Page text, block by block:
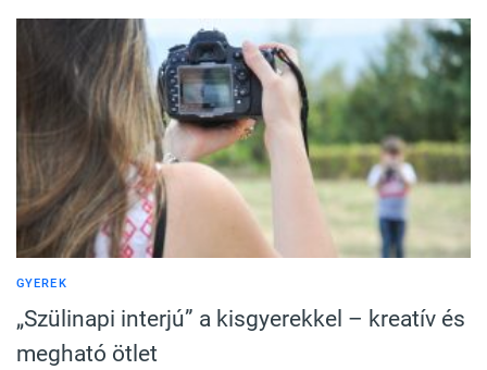
GYEREK
„Szülinapi interjú” a kisgyerekkel – kreatív és
megható ötlet